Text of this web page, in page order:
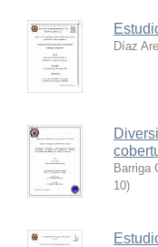
Díaz
Barriga
10)